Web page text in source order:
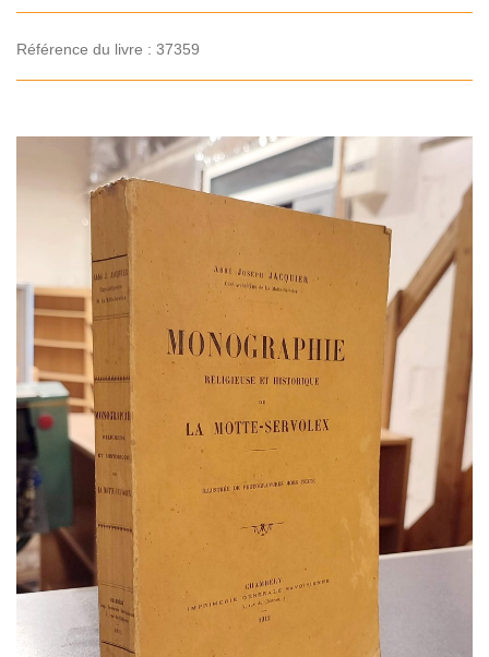
Référence du livre : 37359